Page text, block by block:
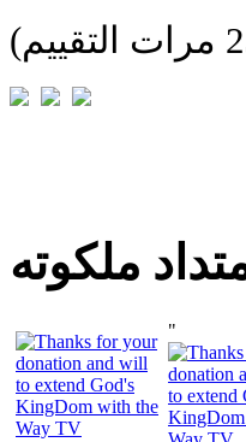
ملكوته
"